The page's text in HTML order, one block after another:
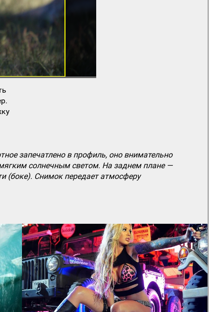
запечатлено в профиль, оно внимательно
солнечным светом. На заднем плане —
(боке). Снимок передает атмосферу